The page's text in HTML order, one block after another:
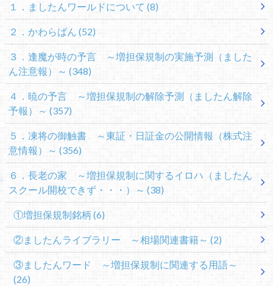
１．ましたんワールドについて (8)
２．かわらばん (52)
３．逢魔が時の予言 ～増担保規制の実施予測（ました
ん注意報）～ (348)
４．暁の予言 ～増担保規制の解除予測（ましたん解除
予報）～ (357)
５．凍将の御触書 ～東証・日証金の公開情報（株式注
意情報）～ (356)
６．長老の家 ～増担保規制に関するイロハ（ましたん
スクール開校できず・・・）～ (38)
①増担保規制銘柄 (6)
②ましたんライブラリー ～相場関連書籍～ (2)
③ましたんワード ～増担保規制に関連する用語～
(26)